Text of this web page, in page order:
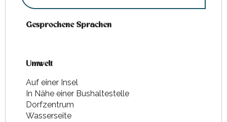
Gesprochene Sprachen
Gesprochene Sprachen
Umwelt
Umwelt
Auf einer Insel
In Nähe einer Bushaltestelle
Dorfzentrum
Wasserseite